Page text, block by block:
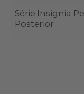
Série Insignia
Posterior